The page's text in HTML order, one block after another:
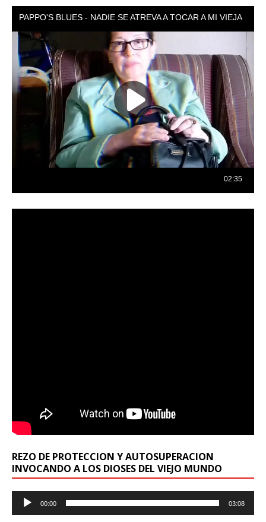
REZO DE PROTECCION Y AUTOSUPERACION
INVOCANDO A LOS DIOSES DEL VIEJO MUNDO
Reproductor
00:00 03:08